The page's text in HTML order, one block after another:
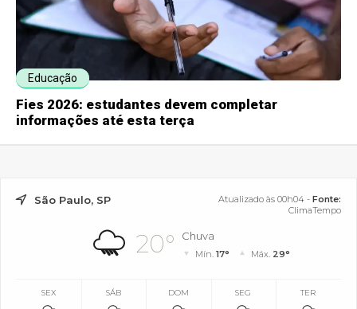
Educação
Fies 2026: estudantes devem completar
informações até esta terça
São Paulo, SP Atualizado às 00h04 - Fonte:
ClimaTempo
20° Chuva
Mín.17° Máx. 29°
SEX SÁB DOM SEG TER